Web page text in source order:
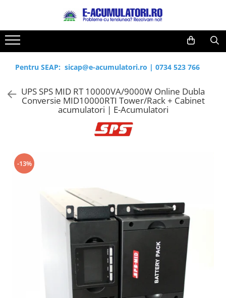
Toate Produsele
Acumulatori, Baterii si Incarcatoare
Uzuale
Baterii alcaline
Baterii litiu
Accesorii baterii
Baterii Industriale
Incarcatoare acumulatori
Panouri fotovoltaice si accesorii
Panouri fotovoltaice
Sisteme prindere panouri
Reduceri de vara
Cabluri
Acumulatori
Prelungitoare
Panouri fotovoltaice
UPS
Pentru SEAP: sicap@e-acumulatori.ro | 0734 523 766
UPS SPS MID RT 10000VA/9000W Online Dubla
Conversie MID10000RTI Tower/Rack + Cabinet
acumulatori | E-Acumulatori
-13%